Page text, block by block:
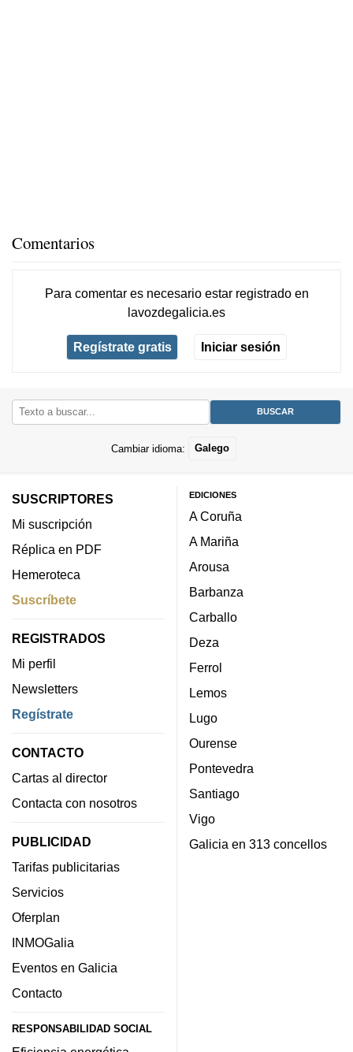
Comentarios
Para comentar es necesario estar registradoen
lavozdegalicia.es
Regístrate gratis Iniciar sesión
Cambiar idioma: Galego
SUSCRIPTORES
Mi suscripción
Réplica en PDF
Hemeroteca
Suscríbete
REGISTRADOS
Mi perfil
Newsletters
Regístrate
CONTACTO
Cartas al director
Contacta con nosotros
PUBLICIDAD
Tarifas publicitarias
Servicios
Oferplan
INMOGalia
Eventos en Galicia
Contacto
RESPONSABILIDAD SOCIAL
EDICIONES
A Coruña
A Mariña
Arousa
Barbanza
Carballo
Deza
Ferrol
Lemos
Lugo
Ourense
Pontevedra
Santiago
Vigo
Galicia en 313 concellos